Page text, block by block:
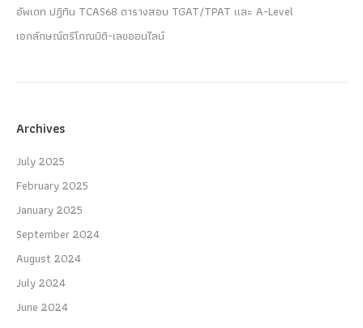
อัพเดท ปฏิทิน TCAS68 ตารางสอบ TGAT/TPAT และ A-Level
เอกลักษณ์ตรีโกณมิติ-เลขออนไลน์
Archives
July 2025
February 2025
January 2025
September 2024
August 2024
July 2024
June 2024